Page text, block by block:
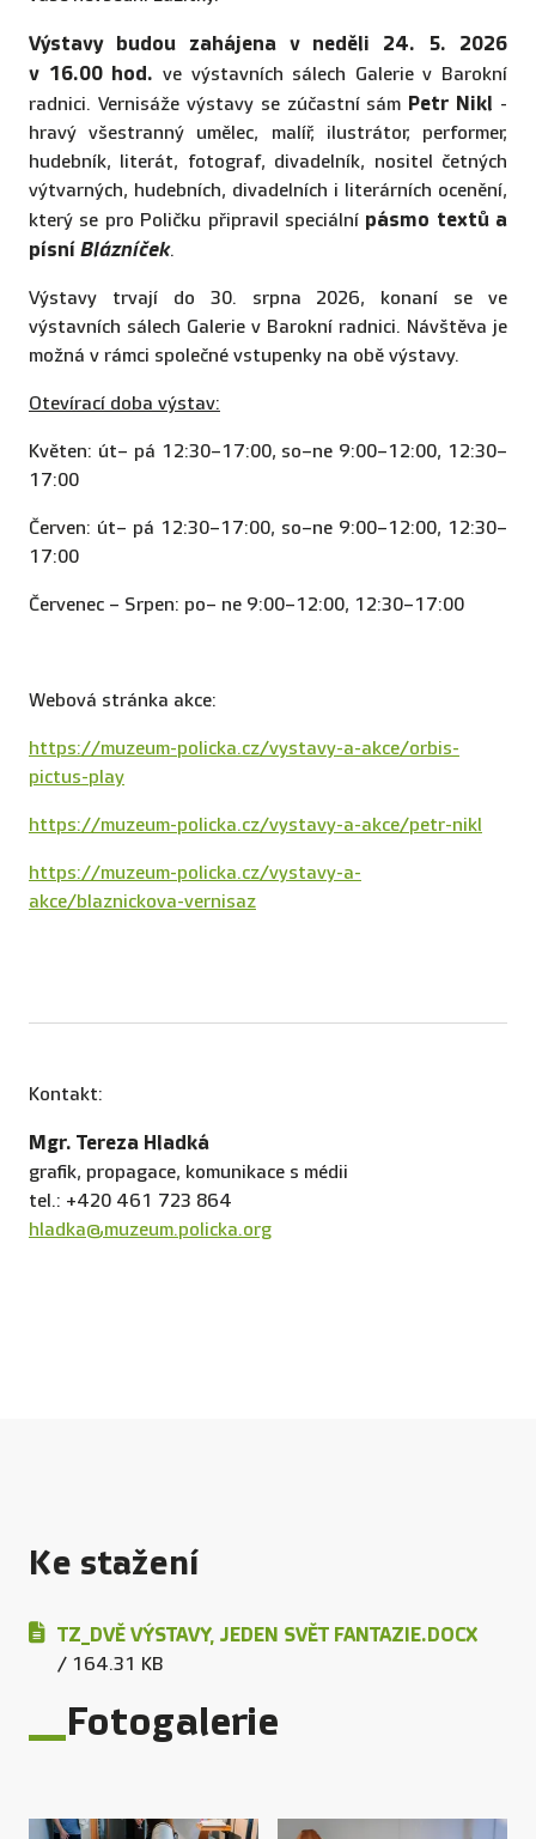
Výstavy budou zahájena v neděli
24. 5. 2026
v 16.00 hod. ve výstavních sálech Galerie v Barokní
radnici. Vernisáže výstavy se zúčastní sám Petr Nikl -
hravý všestranný umělec, malíř, ilustrátor, performer,
hudebník, literát, fotograf, divadelník, nositel četných
výtvarných, hudebních, divadelních i literárních ocenění,
který se pro Poličku připravil speciální pásmo textů a
písní Blázníček.
Výstavy trvají do 30. srpna 2026, konaní se ve
výstavních sálech Galerie v Barokní radnici. Návštěva je
možná v rámci společné vstupenky na obě výstavy.
Otevírací doba výstav:
Květen: út– pá 12:30–17:00, so–ne 9:00–12:00, 12:30–
17:00
Červen: út– pá 12:30–17:00, so–ne 9:00–12:00, 12:30–
17:00
Červenec – Srpen: po– ne 9:00–12:00, 12:30–17:00
Webová stránka akce:
https://muzeum-policka.cz/vystavy-a-akce/orbis-
pictus-play
https://muzeum-policka.cz/vystavy-a-akce/petr-nikl
https://muzeum-policka.cz/vystavy-a-
akce/blaznickova-vernisaz
Kontakt:
Mgr. Tereza Hladká
grafik, propagace, komunikace s médii
tel.: +420 461 723 864
hladka@muzeum.policka.org
Ke stažení
TZ_DVĚ VÝSTAVY, JEDEN SVĚT FANTAZIE.DOCX
/ 164.31 KB
Fotogalerie